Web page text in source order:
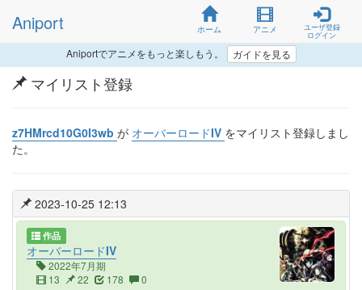
Aniport ホーム アニメ
ユーザ登録
ログイン
Aniportでアニメをもっと楽しもう。 ガイドを見る
マイリスト登録
z7HMrcd10G0I3wb が オーバーロードIV をマイリスト登録しまし
た。
2023-10-25 12:13
作品
オーバーロードIV
2022年7月期
13
22 178 0